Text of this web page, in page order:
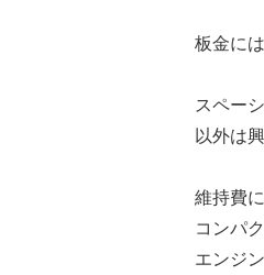
板金に
スペー
以外は
維持費
コンパ
エンジ